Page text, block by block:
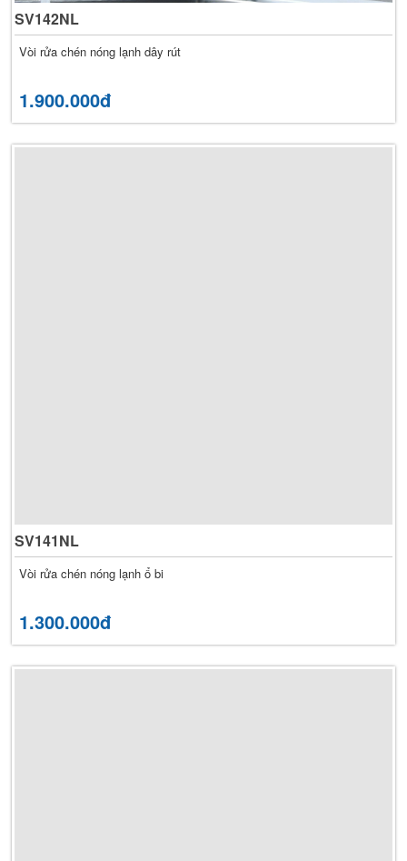
SV142NL
Vòi rửa chén nóng lạnh dây rút
1.900.000đ
SV141NL
Vòi rửa chén nóng lạnh ổ bi
1.300.000đ